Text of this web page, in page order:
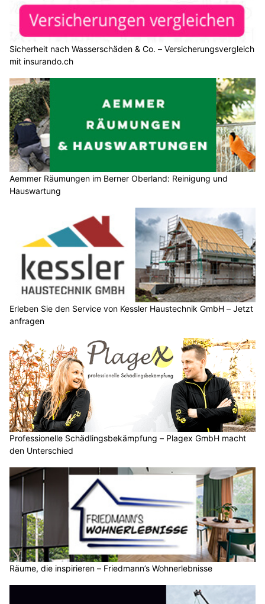
Sicherheit nach Wasserschäden & Co. – Versicherungsvergleich
mit insurando.ch
Aemmer Räumungen im Berner Oberland: Reinigung und
Hauswartung
Erleben Sie den Service von Kessler Haustechnik GmbH – Jetzt
anfragen
Professionelle Schädlingsbekämpfung – Plagex GmbH macht
den Unterschied
Räume, die inspirieren – Friedmann’s Wohnerlebnisse